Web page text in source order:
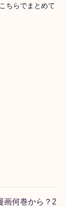
ちらでまとめて
画何巻から？2